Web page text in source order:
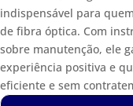
indispensável para
de fibra óptica. Com
sobre manutenção, ele
experiência positiva e
eficiente e sem